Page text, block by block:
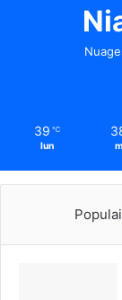
39 ℃
lun